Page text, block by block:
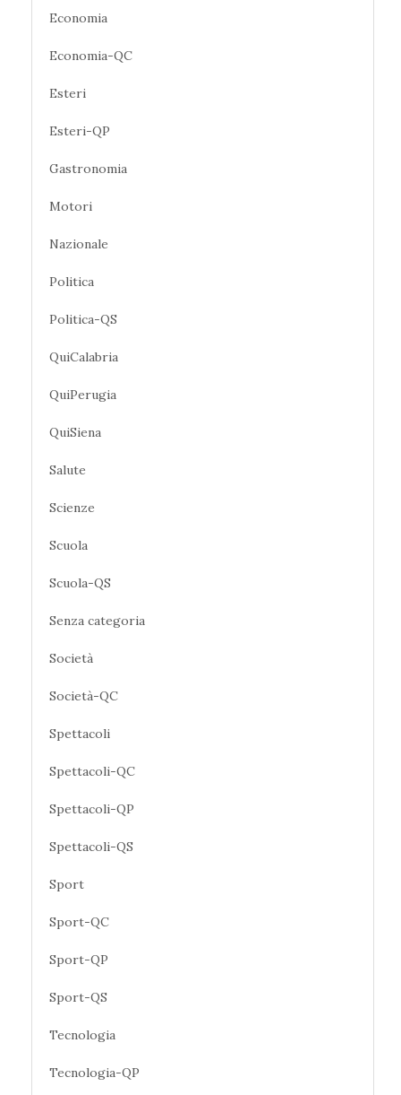
Economia
Economia-QC
Esteri
Esteri-QP
Gastronomia
Motori
Nazionale
Politica
Politica-QS
QuiCalabria
QuiPerugia
QuiSiena
Salute
Scienze
Scuola
Scuola-QS
Senza categoria
Società
Società-QC
Spettacoli
Spettacoli-QC
Spettacoli-QP
Spettacoli-QS
Sport
Sport-QC
Sport-QP
Sport-QS
Tecnologia
Tecnologia-QP